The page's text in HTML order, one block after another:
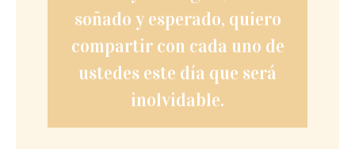
soñado y esperado, quiero
compartir con cada uno de
ustedes este día que será
inolvidable.